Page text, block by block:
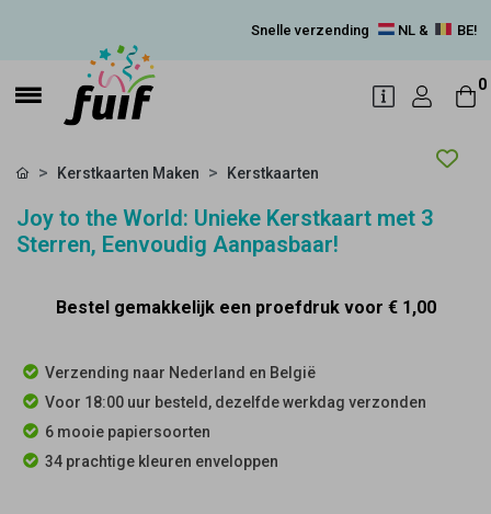
Snelle verzending NL & BE!
0
Kerstkaarten Maken Kerstkaarten
Joy to the World: Unieke Kerstkaart met 3
Sterren, Eenvoudig Aanpasbaar!
Bestel gemakkelijk een proefdruk voor € 1,00
Verzending naar Nederland en België
Voor 18:00 uur besteld, dezelfde werkdag verzonden
6 mooie papiersoorten
34 prachtige kleuren enveloppen